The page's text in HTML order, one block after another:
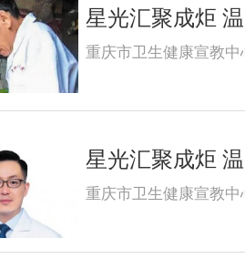
星光汇聚成炬
重庆市卫生健康宣教中
星光汇聚成炬
重庆市卫生健康宣教中